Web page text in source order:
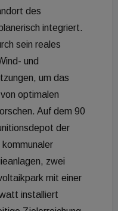
des
integriert.
sein reales
und
um das
optimalen
Auf dem 90
der
zwei
mit einer
installiert